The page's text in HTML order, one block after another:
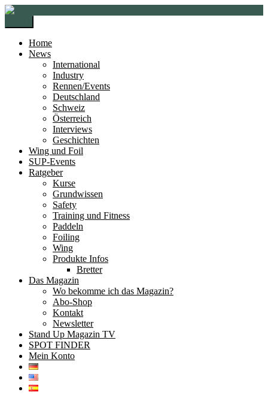
Zur
Navigation
springen
Zum
springen
Home
News
International
Industry
Rennen/Events
Deutschland
Schweiz
Österreich
Interviews
Geschichten
Wing und Foil
SUP-Events
Ratgeber
Kurse
Grundwissen
Safety
Training und Fitness
Paddeln
Foiling
Wing
Produkte Infos
Bretter
Das Magazin
Wo bekomme ich das Magazin?
Abo-Shop
Kontakt
Newsletter
Stand Up Magazin TV
SPOT FINDER
Mein Konto